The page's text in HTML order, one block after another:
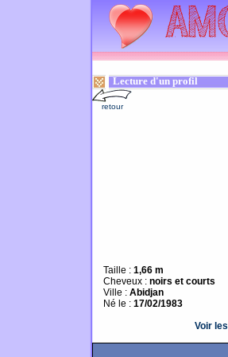
Lecture d'un profil
retour
Taille : 1,66 m
Cheveux : noirs et courts
Ville : Abidjan
Né le : 17/02/1983
Voir